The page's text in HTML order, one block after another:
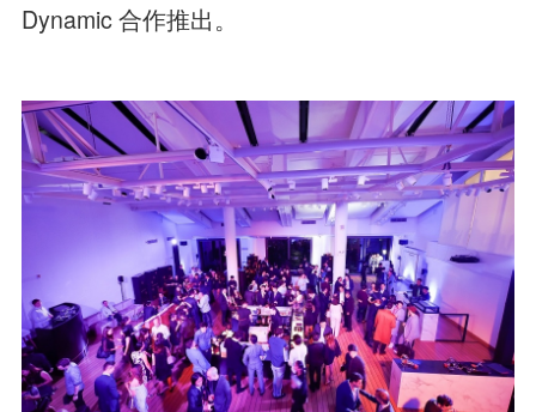
Dynamic 合作推出。